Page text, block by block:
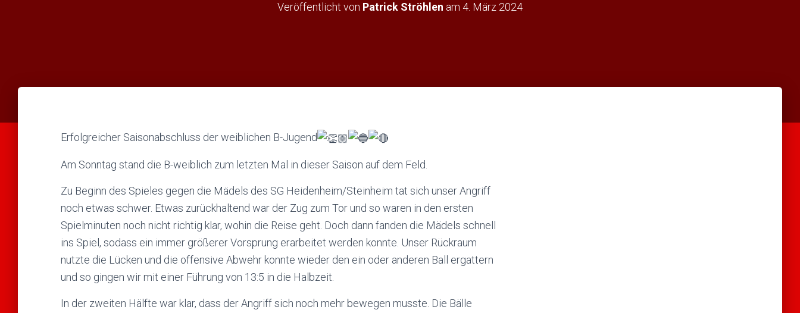
Veröffentlicht von Patrick Ströhlen am 4. März 2024
Erfolgreicher Saisonabschluss der weiblichen B-Jugend
Am Sonntag stand die B-weiblich zum letzten Mal in dieser Saison auf dem Feld.
Zu Beginn des Spieles gegen die Mädels des SG Heidenheim/Steinheim tat sich unser Angriff
noch etwas schwer. Etwas zurückhaltend war der Zug zum Tor und so waren in den ersten
Spielminuten noch nicht richtig klar, wohin die Reise geht. Doch dann fanden die Mädels schnell
ins Spiel, sodass ein immer größerer Vorsprung erarbeitet werden konnte. Unser Rückraum
nutzte die Lücken und die offensive Abwehr konnte wieder den ein oder anderen Ball ergattern
und so gingen wir mit einer Führung von 13:5 in die Halbzeit.
In der zweiten Hälfte war klar, dass der Angriff sich noch mehr bewegen musste. Die Bälle